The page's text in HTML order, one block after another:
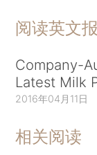
阅读英文
Company-
Latest Milk
2016年04月11日
相关阅读